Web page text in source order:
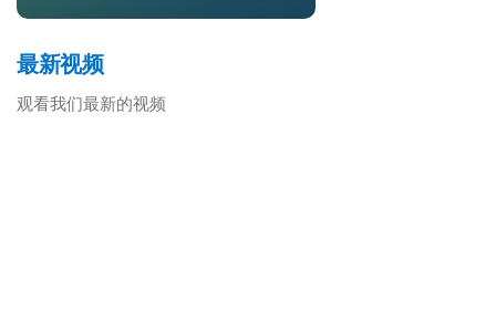
最新视频
观看我们最新的视频